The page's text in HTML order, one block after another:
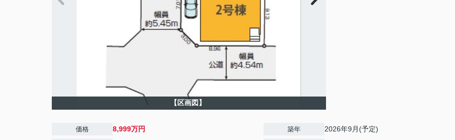
【区画図】
価格 8,999万円 築年 2026年9月(予定)